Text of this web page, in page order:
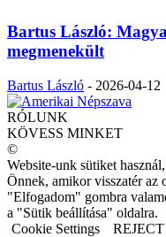
Bartus László:
megmenekült
Bartus László - 2026-04-12
RÓLUNK
KÖVESS MINKET
©
Website-unk sütiket
Önnek, amikor visszatér az
"Elfogadom" gombra
a "Sütik beállítása" oldalra.
Cookie Settings